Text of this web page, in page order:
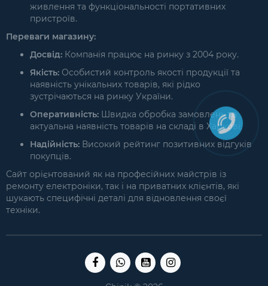
живлення та функціональності портативних
пристроїв.
Переваги магазину:
Досвід: Компанія працює на ринку з 2004 року.
Якість: Особистий контроль якості продукції та
наявність унікальних товарів, які рідко
зустрічаються на ринку України.
Оперативність: Швидка обробка замовлень та
актуальна наявність товарів на складі в Харкові.
Надійність: Високий рейтинг позитивних відгуків
покупців.
Сайт орієнтований як на професійних майстрів із
ремонту електроніки, так і на приватних клієнтів, які
шукають специфічні деталі для відновлення своєї
техніки.